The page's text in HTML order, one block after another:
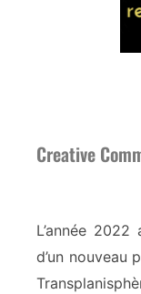
Creative
L’année
d’un nouveau